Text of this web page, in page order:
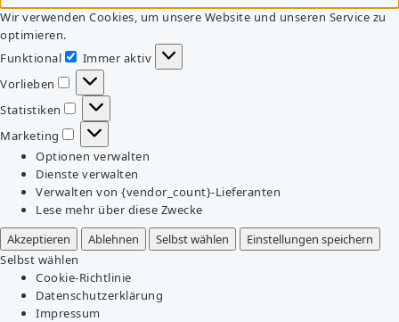
Wir verwenden Cookies, um unsere Website und unseren Service zu
optimieren.
Funktional
Funktional
Immer aktiv
Vorlieben
Vorlieben
Statistiken
Statistiken
Marketing
Marketing
Optionen verwalten
Dienste verwalten
Verwalten von {vendor_count}-Lieferanten
Lese mehr über diese Zwecke
Akzeptieren
Ablehnen Selbst wählen
Einstellungen speichern
Selbst wählen
Cookie-Richtlinie
Datenschutzerklärung
Impressum